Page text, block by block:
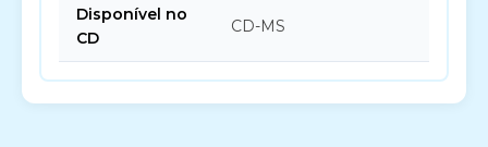
Disponível no
CD
CD-MS